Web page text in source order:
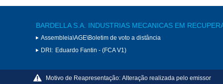
BARDELLA S.A. INDUSTRIAS MECANICAS EM
Assembleia\AGE\Boletim de voto a distância
DRI: Eduardo Fantin - (FCA V1)
Motivo de Reapresentação: Alteração realizada pelo emissor